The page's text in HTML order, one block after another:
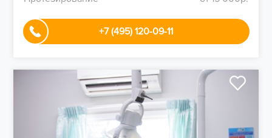
+7 (495) 120-09-11